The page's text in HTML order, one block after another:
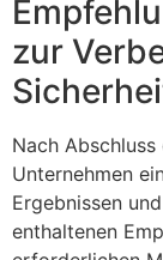
zur
Nach
Unternehmen
Ergebnissen
enthaltenen